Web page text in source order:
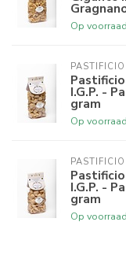
Op voorraad
I.G.P. -
gram
Op voorraad
I.G.P. -
gram
Op voorraad